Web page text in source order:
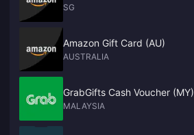
SG
Amazon Gift Card (AU)
AUSTRALIA
GrabGifts Cash Voucher (MY)
MALAYSIA